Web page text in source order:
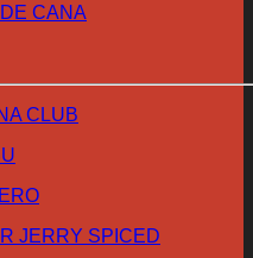
CANA
CLUB
JERRY SPICED